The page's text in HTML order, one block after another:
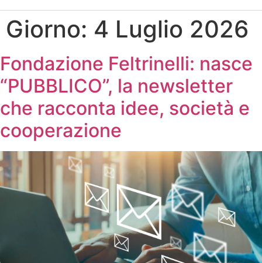
Giorno: 4 Luglio 2026
Fondazione Feltrinelli: nasce
“PUBBLICO”, la newsletter
che racconta idee, società e
cooperazione